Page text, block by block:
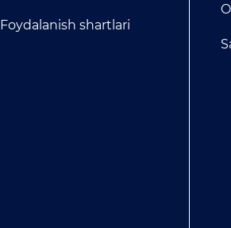
Foydalanish shartlari